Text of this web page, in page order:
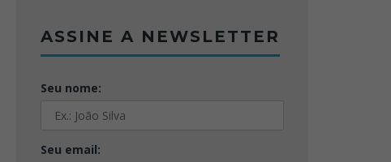
ASSINE A NEWSLETTER
Seu nome:
Seu email: